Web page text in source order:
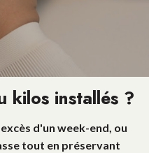
kilos installés ?
d'un week-end, ou
tout en préservant